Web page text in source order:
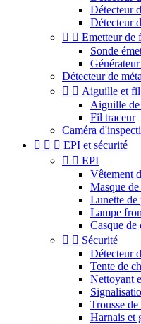
Détecteur
Détecteur
  Emetteur de
Sonde
Détecteur de
  Aiguille et fil
Aiguille de
Fil traceur
Caméra
   EPI et sécurité
  EPI
Vêtement
Masque
Lunette de
Lampe
Casque de
  Sécurité
Détecteur
Tente de
Nettoyant
Trousse de
Harnais et